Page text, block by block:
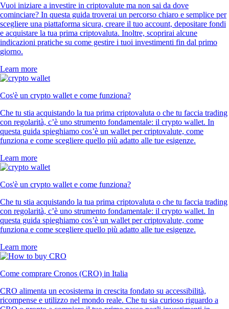
Vuoi iniziare a investire in criptovalute ma non sai da dove
cominciare? In questa guida troverai un percorso chiaro e semplice per
scegliere una piattaforma sicura, creare il tuo account, depositare fondi
e acquistare la tua prima criptovaluta. Inoltre, scoprirai alcune
indicazioni pratiche su come gestire i tuoi investimenti fin dal primo
giorno.
Learn more
Cos'è un crypto wallet e come funziona?
Che tu stia acquistando la tua prima criptovaluta o che tu faccia trading
con regolarità, c’è uno strumento fondamentale: il crypto wallet. In
questa guida spieghiamo cos’è un wallet per criptovalute, come
funziona e come scegliere quello più adatto alle tue esigenze.
Learn more
Cos'è un crypto wallet e come funziona?
Che tu stia acquistando la tua prima criptovaluta o che tu faccia trading
con regolarità, c’è uno strumento fondamentale: il crypto wallet. In
questa guida spieghiamo cos’è un wallet per criptovalute, come
funziona e come scegliere quello più adatto alle tue esigenze.
Learn more
Come comprare Cronos (CRO) in Italia
CRO alimenta un ecosistema in crescita fondato su accessibilità,
ricompense e utilizzo nel mondo reale. Che tu sia curioso riguardo a